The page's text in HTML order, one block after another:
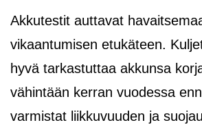
Akkutestit auttavat
vikaantumisen etukäteen.
hyvä tarkastuttaa akkunsa
vähintään kerran vuodessa
varmistat liikkuvuuden ja